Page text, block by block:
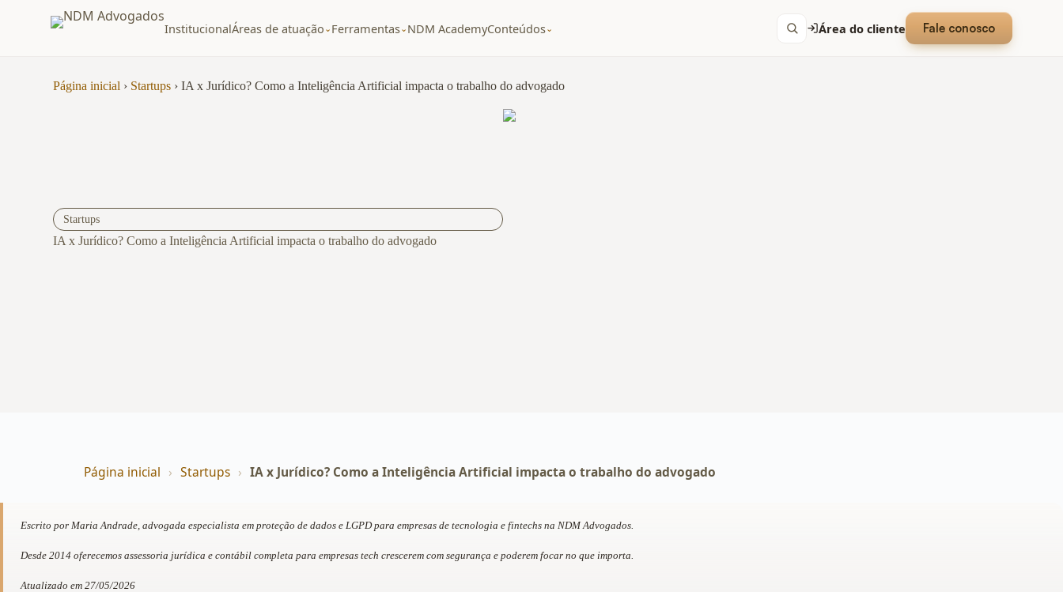
InstitucionalÁreas de atuação ⌄ Ferramentas⌄ NDM AcademyConteúdos⌄ Área do cliente Fale conosco
Página inicial › Startups ›IA x Jurídico? Como a Inteligência Artificial impacta o trabalho do advogado
Startups
IA x Jurídico? Como a Inteligência Artificial impacta o trabalho do advogado
Página inicial › Startups › IA x Jurídico? Como a Inteligência Artificial impacta o trabalho do advogado
Escrito por Maria Andrade, advogada especialista em proteção de dados e LGPD para empresas de tecnologia e fintechs na NDM Advogados.
Desde 2014 oferecemos assessoria jurídica e contábil completa para empresas tech crescerem com segurança e poderem focar no que importa.
Atualizado em 27/05/2026